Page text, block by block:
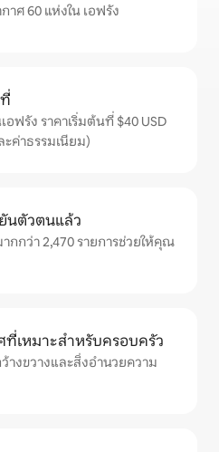
ศ 60 แห่งใน เอฟรัง
ฟรัง ราคาเริ่มต้นที่ $40 USD
ค่าธรรมเนียม)
นตัวตนแล้ว
กกว่า 2,470 รายการช่วยให้คุณ
เหมาะสำหรับครอบครัว
งขวางและสิ่งอำนวยความ